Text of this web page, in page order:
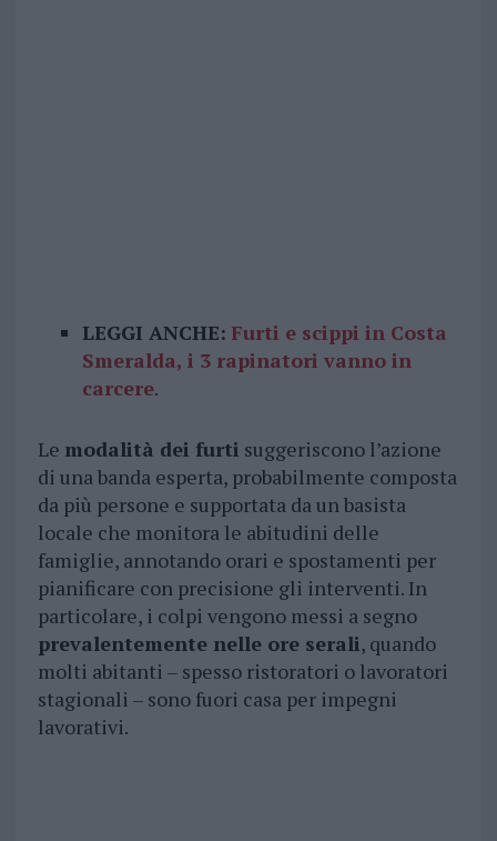
LEGGI ANCHE: Furti e scippi in Costa
Smeralda, i 3 rapinatori vanno in
carcere.
Le modalità dei furti suggeriscono l’azione
di una banda esperta, probabilmente composta
da più persone e supportata da un basista
locale che monitora le abitudini delle
famiglie, annotando orari e spostamenti per
pianificare con precisione gli interventi. In
particolare, i colpi vengono messi a segno
prevalentemente nelle ore serali, quando
molti abitanti – spesso ristoratori o lavoratori
stagionali – sono fuori casa per impegni
lavorativi.